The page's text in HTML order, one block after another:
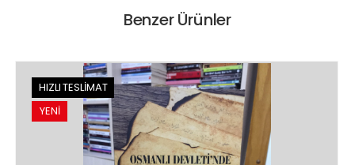
Benzer Ürünler
HIZLI TESLİMAT
YENİ